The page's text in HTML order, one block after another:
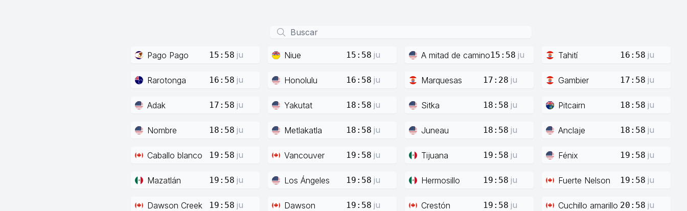
Pago Pago 15:58 ju Niue 15:58 ju A mitad de camino15:58 ju Tahití 16:58 ju
Rarotonga 16:58 ju Honolulu 16:58 ju Marquesas 17:28 ju Gambier 17:58 ju
Adak 17:58 ju Yakutat 18:58 ju Sitka 18:58 ju Pitcairn 18:58 ju
Nombre 18:58 ju Metlakatla 18:58 ju Juneau 18:58 ju Anclaje 18:58 ju
Caballo blanco 19:58 ju Vancouver 19:58 ju Tijuana 19:58 ju Fénix 19:58 ju
Mazatlán 19:58 ju Los Ángeles 19:58 ju Hermosillo 19:58 ju Fuerte Nelson 19:58 ju
Dawson Creek 19:58 ju Dawson 19:58 ju Crestón 19:58 ju Cuchillo amarillo 20:58 ju